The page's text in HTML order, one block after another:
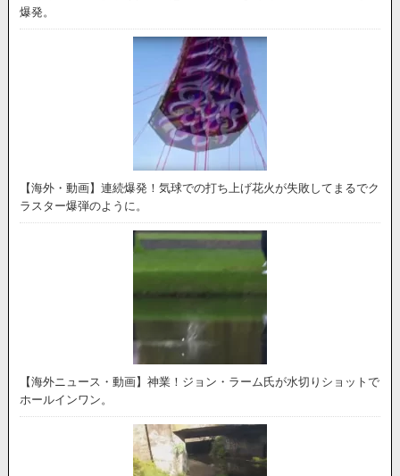
爆発。
【海外・動画】連続爆発！気球での打ち上げ花火が失敗してまるでク
ラスター爆弾のように。
【海外ニュース・動画】神業！ジョン・ラーム氏が水切りショットで
ホールインワン。